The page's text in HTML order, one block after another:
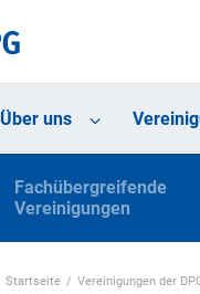
Über uns
Fachübergreifende
Vereinigungen
Startseite Vereinigungen der